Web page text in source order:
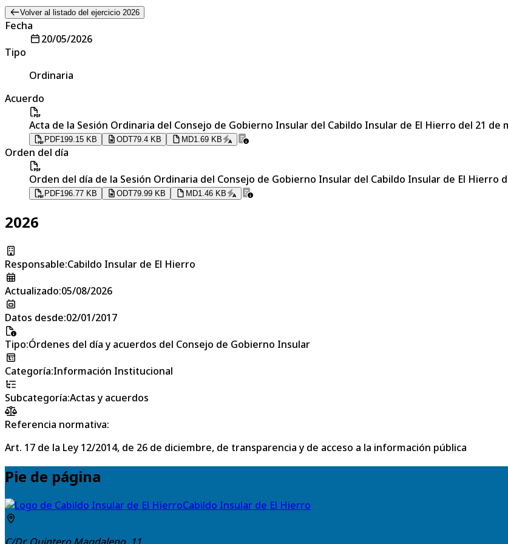
Volver al listado del ejercicio 2026
Fecha
20/05/2026
Tipo
Ordinaria
Acuerdo
Acta de la Sesión Ordinaria del Consejo de Gobierno Insular del Cabildo Insular de El Hierro del 21 de
PDF199.15 KB ODT79.4 KB MD1.69 KB
Orden del día
Orden del día de la Sesión Ordinaria del Consejo de Gobierno Insular del Cabildo Insular de El Hierro
PDF196.77 KB ODT79.99 KB MD1.46 KB
2026
Responsable:Cabildo Insular de El Hierro
Actualizado:05/08/2026
Datos desde:02/01/2017
Tipo:Órdenes del día y acuerdos del Consejo de Gobierno Insular
Categoría:Información Institucional
Subcategoría:Actas y acuerdos
Referencia normativa:
Art. 17 de la Ley 12/2014, de 26 de diciembre, de transparencia y de acceso a la información pública
Pie de página
Cabildo Insular de El Hierro
C/Dr. Quintero Magdaleno, 11